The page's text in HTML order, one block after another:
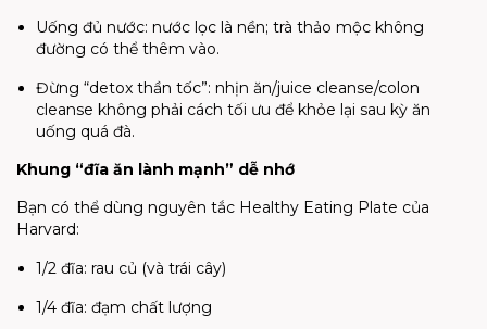
Uống đủ nước: nước lọc là nền; trà thảo mộc không
đường có thể thêm vào.
Đừng “detox thần tốc”: nhịn ăn/juice cleanse/colon
cleanse không phải cách tối ưu để khỏe lại sau kỳ ăn
uống quá đà.
Khung “đĩa ăn lành mạnh” dễ nhớ
Bạn có thể dùng nguyên tắc Healthy Eating Plate của
Harvard:
1/2 đĩa: rau củ (và trái cây)
1/4 đĩa: đạm chất lượng